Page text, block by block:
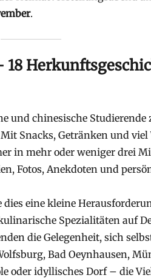
.
und chinesische Studierende
Snacks, Getränken und viel
in mehr oder weniger drei
Fotos, Anekdoten und
eine kleine
Spezialitäten auf
die Gelegenheit, sich
Bad Oeynhausen,
oder idyllisches Dorf – die